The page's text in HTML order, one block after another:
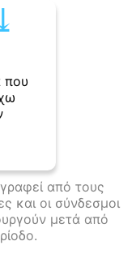
που
από τους
και οι σύνδεσμοι
μετά από